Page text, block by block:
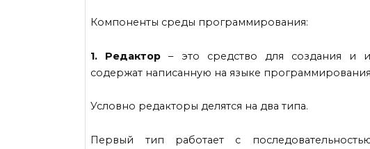
Компоненты среды программирования:
1. Редактор– это средство для создания и
содержат написанную на языке
Условно редакторы делятся на два типа.
Первый тип работает с